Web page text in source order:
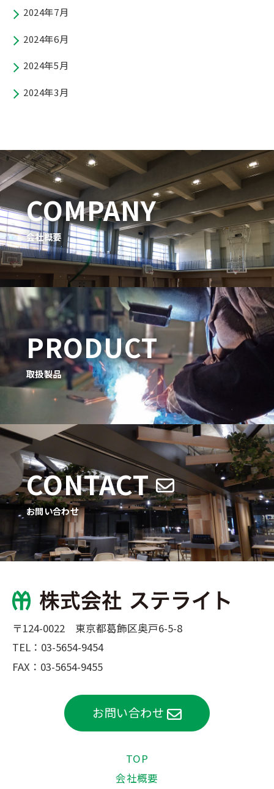
2024年7月
2024年6月
2024年5月
2024年3月
COMPANY
会社概要
PRODUCT
取扱製品
CONTACT
お問い合わせ
〒124-0022 東京都葛飾区奥戸6-5-8
TEL： 03-5654-9454
FAX：03-5654-9455
お問い合わせ
TOP
会社概要